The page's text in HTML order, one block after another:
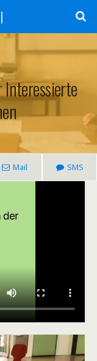
Interessierte
Mail SMS